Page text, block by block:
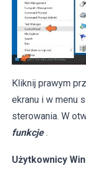
Kliknij prawym
ekranu i w menu
sterowania. W
funkcje .
Użytkownicy